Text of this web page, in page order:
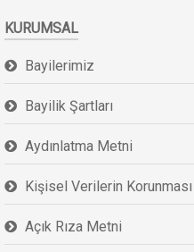
KURUMSAL
Bayilerimiz
Bayilik Şartları
Aydınlatma Metni
Kişisel Verilerin Korunması
Açık Rıza Metni